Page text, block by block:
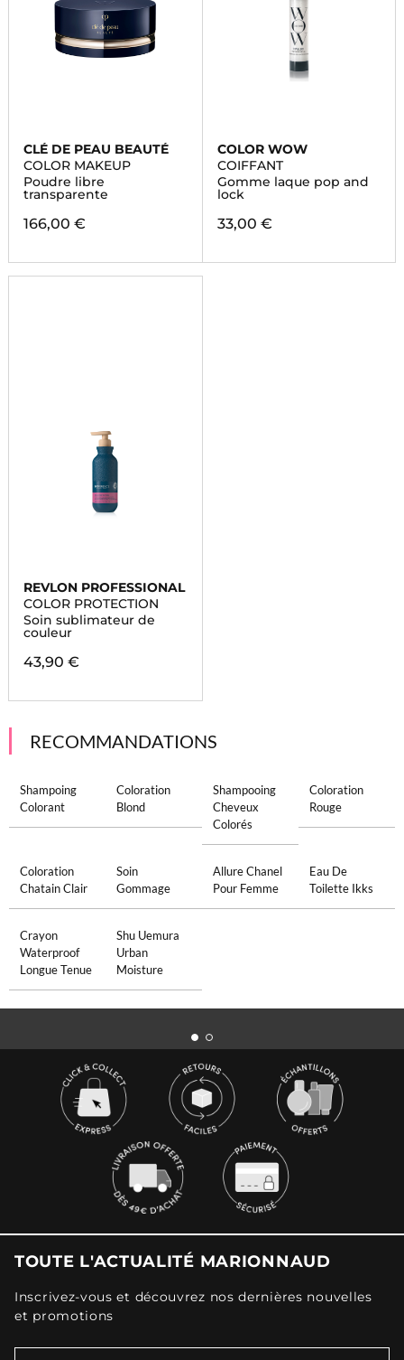
CLÉ DE PEAU BEAUTÉ
COLOR MAKEUP
Poudre libre
transparente
166,00 €
COLOR WOW
COIFFANT
Gomme laque pop and
lock
33,00 €
REVLON PROFESSIONAL
COLOR PROTECTION
Soin sublimateur de
couleur
43,90 €
RECOMMANDATIONS
Shampoing
Colorant
Coloration
Blond
Shampooing
Cheveux
Colorés
Coloration
Rouge
Coloration
Chatain Clair
Soin
Gommage
Allure Chanel
Pour Femme
Eau De
Toilette Ikks
Crayon
Waterproof
Longue Tenue
Shu Uemura
Urban
Moisture
TOUTE L'ACTUALITÉ MARIONNAUD
Inscrivez-vous et découvrez nos dernières nouvelles
et promotions